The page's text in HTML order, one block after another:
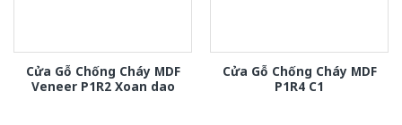
Cửa Gỗ Chống Cháy MDF
Veneer P1R2 Xoan dao
Cửa Gỗ Chống Cháy MDF
P1R4 C1